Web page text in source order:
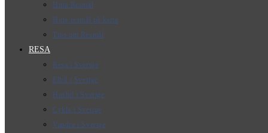
Hitta Resmål
Hitta resmål på karta
Tips om Resmål
RESA
Resa i Sverige
Elbil i Sverige
Husbil i Sverige
Cykla i Sverige
Vandra i Sverige